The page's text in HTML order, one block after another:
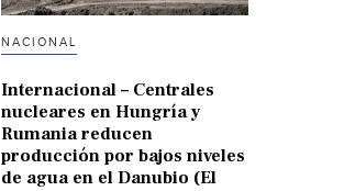
NACIONAL
Internacional – Centrales
nucleares en Hungría y
Rumania reducen
producción por bajos niveles
de agua en el Danubio (El